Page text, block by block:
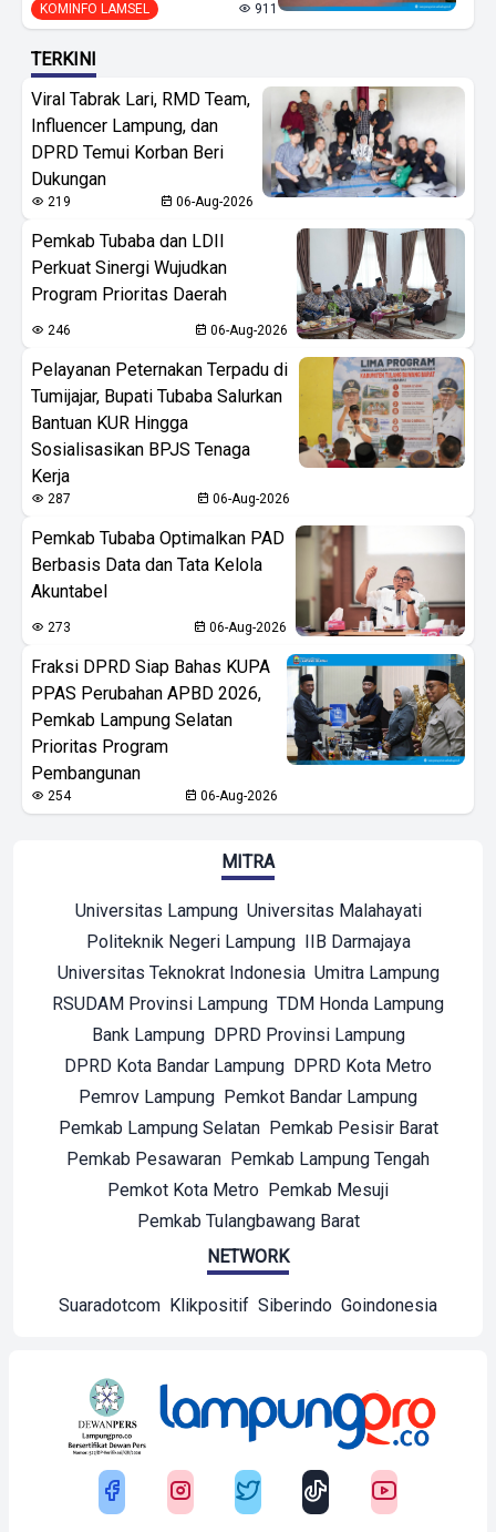
KOMINFO LAMSEL 911
TERKINI
Viral Tabrak Lari, RMD Team,
Influencer Lampung, dan
DPRD Temui Korban Beri
Dukungan
219 06-Aug-2026
Pemkab Tubaba dan LDII
Perkuat Sinergi Wujudkan
Program Prioritas Daerah
246 06-Aug-2026
Pelayanan Peternakan Terpadu di
Tumijajar, Bupati Tubaba Salurkan
Bantuan KUR Hingga
Sosialisasikan BPJS Tenaga
Kerja
287 06-Aug-2026
Pemkab Tubaba Optimalkan PAD
Berbasis Data dan Tata Kelola
Akuntabel
273 06-Aug-2026
Fraksi DPRD Siap Bahas KUPA
PPAS Perubahan APBD 2026,
Pemkab Lampung Selatan
Prioritas Program
Pembangunan
254 06-Aug-2026
MITRA
Universitas Lampung Universitas Malahayati
Politeknik Negeri Lampung IIB Darmajaya
Universitas Teknokrat Indonesia Umitra Lampung
RSUDAM Provinsi Lampung TDM Honda Lampung
Bank Lampung DPRD Provinsi Lampung
DPRD Kota Bandar Lampung DPRD Kota Metro
Pemrov Lampung Pemkot Bandar Lampung
Pemkab Lampung Selatan Pemkab Pesisir Barat
Pemkab Pesawaran Pemkab Lampung Tengah
Pemkot Kota Metro Pemkab Mesuji
Pemkab Tulangbawang Barat
NETWORK
Suaradotcom Klikpositif Siberindo Goindonesia